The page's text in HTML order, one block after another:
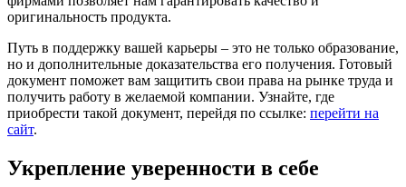
оригинальность продукта.
Путь в поддержку вашей карьеры – это не только образование,
но и дополнительные доказательства его получения. Готовый
документ поможет вам защитить свои права на рынке труда и
получить работу в желаемой компании. Узнайте, где
приобрести такой документ, перейдя по ссылке: перейти на
сайт.
Укрепление уверенности в себе